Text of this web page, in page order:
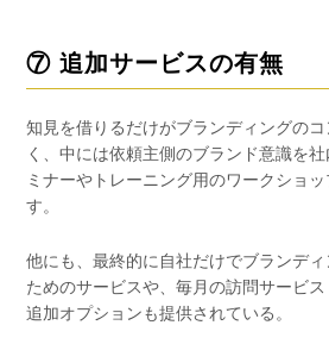
⑦ 追加サービスの有無
知見を借りるだけがブランディングの
く、中には依頼主側のブランド意識を
ミナーやトレーニング用のワークショ
す。
他にも、最終的に自社だけでブランデ
ためのサービスや、毎月の訪問サービス
追加オプションも提供されている。